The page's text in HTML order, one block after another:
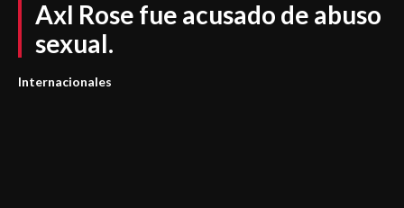
Axl Rose fue acusado de abuso
sexual.
Internacionales